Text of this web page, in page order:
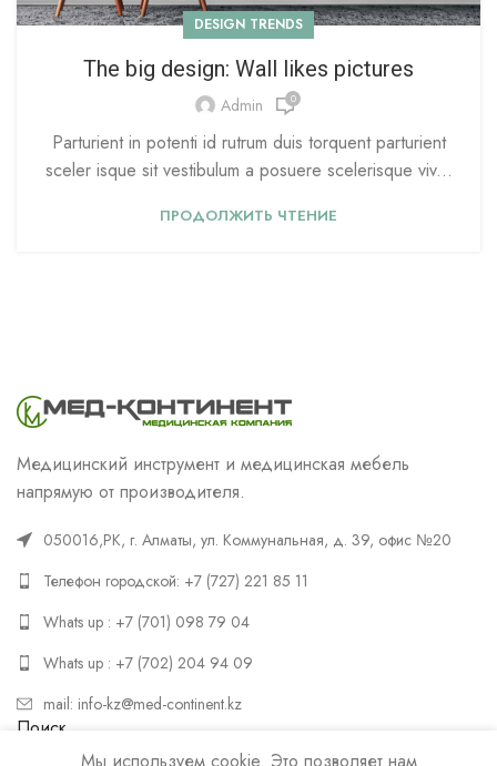
DESIGN TRENDS
The big design: Wall likes pictures
Admin 0
Parturient in potenti id rutrum duis torquent parturient
sceler isque sit vestibulum a posuere scelerisque viv...
ПРОДОЛЖИТЬ ЧТЕНИЕ
Медицинский инструмент и медицинская мебель
напрямую от производителя.
050016,РК, г. Алматы, ул. Коммунальная, д. 39, офис №20
Телефон городской: +7 (727) 221 85 11
Whats up : +7 (701) 098 79 04
Whats up : +7 (702) 204 94 09
mail: info-kz@med-continent.kz
Поиск